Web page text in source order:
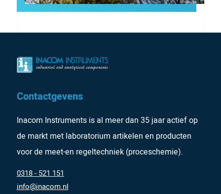
Contactgevens
Inacom Instruments is al meer dan 35 jaar actief op
de markt met laboratorium artikelen en producten
voor de meet-en regeltechniek (proceschemie).
0318 - 521 151
info@inacom.nl